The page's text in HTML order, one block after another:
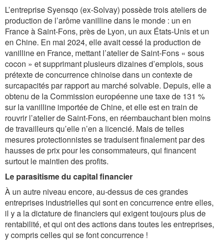
L’entreprise Syensqo (ex-Solvay) possède trois ateliers de
production de l’arôme vanilline dans le monde : un en
France à Saint-Fons, près de Lyon, un aux États-Unis et un
en Chine. En mai 2024, elle avait cessé la production de
vanilline en France, mettant l’atelier de Saint-Fons « sous
cocon » et supprimant plusieurs dizaines d’emplois, sous
prétexte de concurrence chinoise dans un contexte de
surcapacités par rapport au marché solvable. Depuis, elle a
obtenu de la Commission européenne une taxe de 131 %
sur la vanilline importée de Chine, et elle est en train de
rouvrir l’atelier de Saint-Fons, en réembauchant bien moins
de travailleurs qu’elle n’en a licencié. Mais de telles
mesures protectionnistes se traduisent finalement par des
hausses de prix pour les consommateurs, qui financent
surtout le maintien des profits.
Le parasitisme du capital financier
À un autre niveau encore, au-dessus de ces grandes
entreprises industrielles qui sont en concurrence entre elles,
il y a la dictature de financiers qui exigent toujours plus de
rentabilité, et qui ont des actions dans toutes les entreprises,
y compris celles qui se font concurrence !